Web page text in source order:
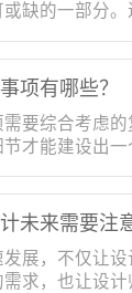
缺的一部分
项有哪些？
需要综合考虑
才能建设出
未来需要注
发展，不仅让
求，也让设